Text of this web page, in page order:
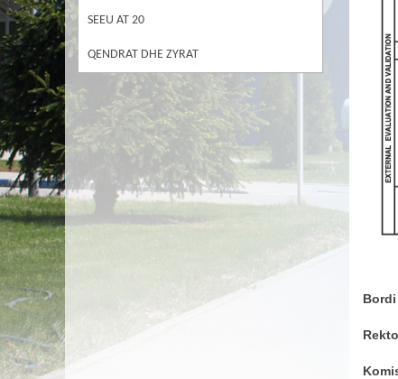
SEEU AT 20
QENDRAT DHE ZYRAT